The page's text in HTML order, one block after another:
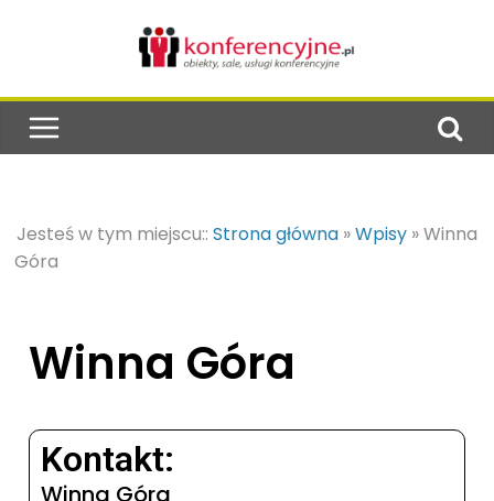
Jesteś w tym miejscu:: Strona główna »Wpisy »Winna
Góra
Winna Góra
Kontakt:
Winna Góra